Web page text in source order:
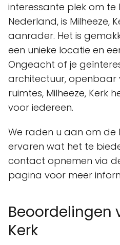
interessante plek om te
Nederland, is Milheeze,
aanrader. Het is
een unieke locatie en
Ongeacht of je
architectuur, openbaar
ruimtes, Milheeze, Kerk
voor iedereen.
We raden u aan om de
ervaren wat het te
contact opnemen via
pagina voor meer
Beoordelingen
Kerk